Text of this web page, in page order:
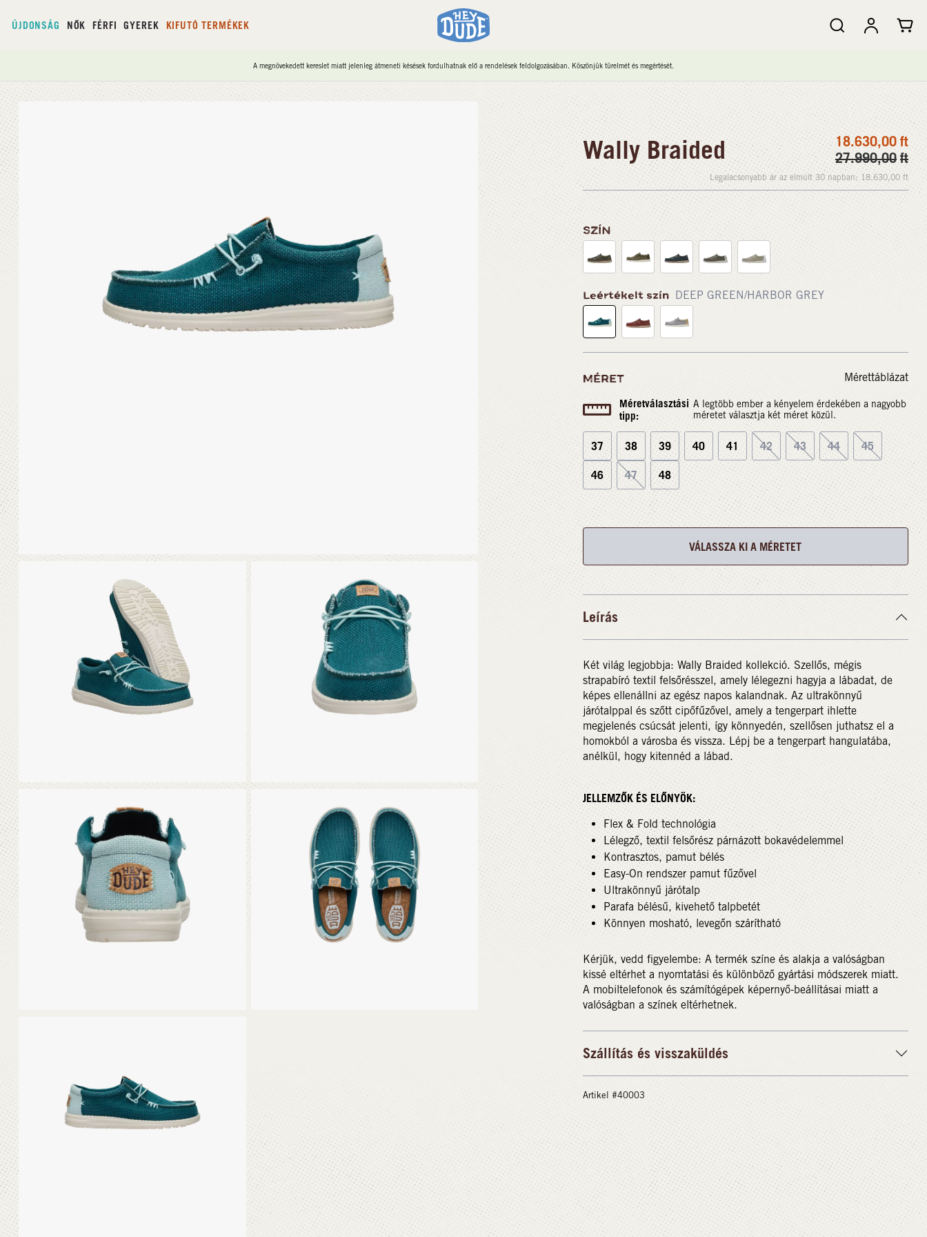
ÚJDONSÁG NŐK FÉRFI GYEREK KIFUTÓ TERMÉKEK
A megnövekedett kereslet miatt jelenleg átmeneti késések fordulhatnak elő a rendelések feldolgozásában. Köszönjük türelmét és megértését.
Wally Braided 18.630,00 ft
27.990,00 ft
Legalacsonyabb ár az elmúlt 30 napban: 18.630,00 ft
SZÍN
Leértékelt szín DEEP GREEN/HARBOR GREY
MÉRET Mérettáblázat
Méretválasztási
tipp:
A legtöbb ember a kényelem érdekében a nagyobb
méretet választja két méret közül.
37 38 39 40 41 42 43 44 45
46 47 48
VÁLASSZA KI A MÉRETET
Leírás
Két világ legjobbja: Wally Braided kollekció. Szellős, mégis
strapabíró textil felsőrésszel, amely lélegezni hagyja a lábadat, de
képes ellenállni az egész napos kalandnak. Az ultrakönnyű
járótalppal és szőtt cipőfűzővel, amely a tengerpart ihlette
megjelenés csúcsát jelenti, így könnyedén, szellősen juthatsz el a
homokból a városba és vissza. Lépj be a tengerpart hangulatába,
anélkül, hogy kitennéd a lábad.
JELLEMZŐK ÉS ELŐNYÖK:
Flex & Fold technológia
Lélegző, textil felsőrész párnázott bokavédelemmel
Kontrasztos, pamut bélés
Easy-On rendszer pamut fűzővel
Ultrakönnyű járótalp
Parafa bélésű, kivehető talpbetét
Könnyen mosható, levegőn szárítható
Kérjük, vedd figyelembe: A termék színe és alakja a valóságban
kissé eltérhet a nyomtatási és különböző gyártási módszerek miatt.
A mobiltelefonok és számítógépek képernyő-beállításai miatt a
valóságban a színek eltérhetnek.
Szállítás és visszaküldés
Artikel #40003